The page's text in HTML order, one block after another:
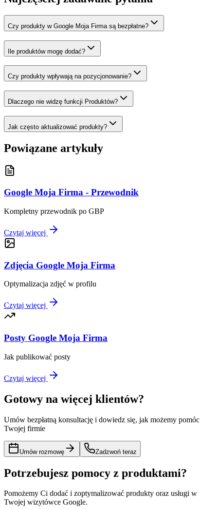
Czy produkty w Google Moja Firma są bezpłatne?
Ile produktów mogę dodać?
Czy produkty wpływają na pozycjonowanie?
Dlaczego nie widzę funkcji Produktów?
Jak często aktualizować produkty?
Powiązane artykuły
Google Moja Firma - Przewodnik
Kompletny przewodnik po GBP
Czytaj więcej
Zdjęcia Google Moja Firma
Optymalizacja zdjęć w profilu
Czytaj więcej
Posty Google Moja Firma
Jak publikować posty
Czytaj więcej
Gotowy na więcej klientów?
Umów bezpłatną konsultację i dowiedz się, jak możemy pomóc
Twojej firmie
Umów rozmowę Zadzwoń teraz
Potrzebujesz pomocy z produktami?
Pomożemy Ci dodać i zoptymalizować produkty oraz usługi w
Twojej wizytówce Google.